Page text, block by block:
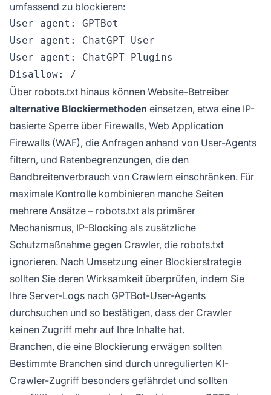
umfassend zu blockieren:
User-agent: GPTBot
User-agent: ChatGPT-User
User-agent: ChatGPT-Plugins
Über robots.txt hinaus können Website-Betreiber
alternative Blockiermethoden einsetzen, etwa eine IP-
basierte Sperre über Firewalls, Web Application
Firewalls (WAF), die Anfragen anhand von User-Agents
filtern, und Ratenbegrenzungen, die den
Bandbreitenverbrauch von Crawlern einschränken. Für
maximale Kontrolle kombinieren manche Seiten
mehrere Ansätze – robots.txt als primärer
Mechanismus, IP-Blocking als zusätzliche
Schutzmaßnahme gegen Crawler, die robots.txt
ignorieren. Nach Umsetzung einer Blockierstrategie
sollten Sie deren Wirksamkeit überprüfen, indem Sie
Ihre Server-Logs nach GPTBot-User-Agents
durchsuchen und so bestätigen, dass der Crawler
keinen Zugriff mehr auf Ihre Inhalte hat.
Branchen, die eine Blockierung erwägen sollten
Bestimmte Branchen sind durch unregulierten KI-
Crawler-Zugriff besonders gefährdet und sollten